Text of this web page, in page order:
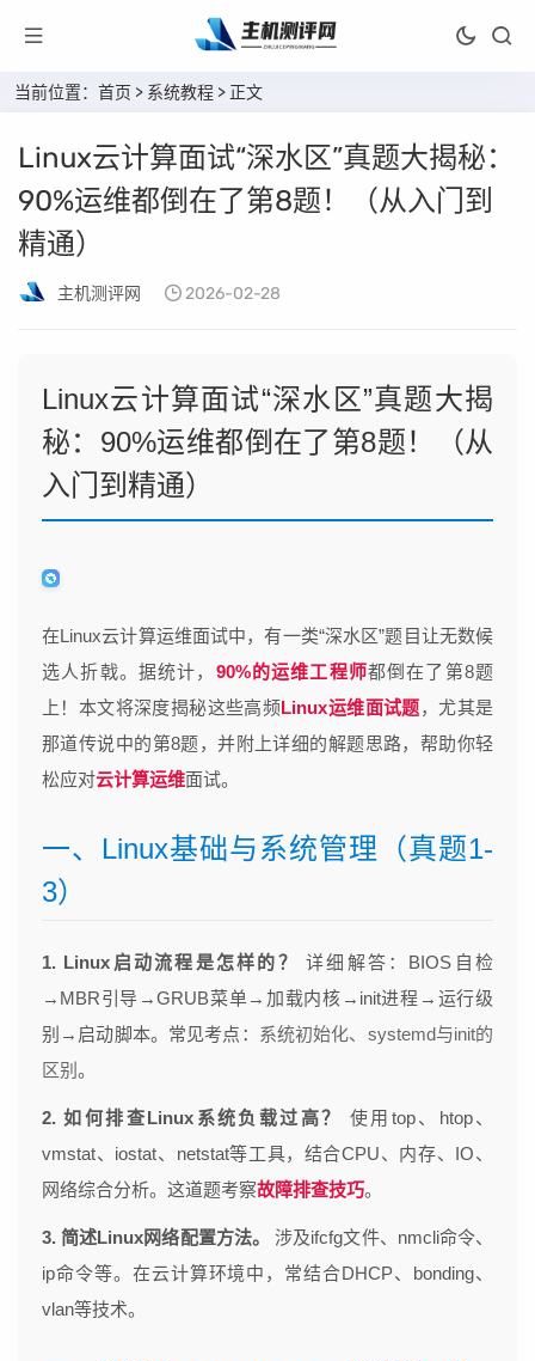
当前位置： 首页 > 系统教程 > 正文
Linux云计算面试“深水区”真题大揭秘：
90%运维都倒在了第8题！（从入门到
精通）
主机测评网 2026-02-28
Linux云计算面试“深水区”真题大揭
秘：90%运维都倒在了第8题！（从
入门到精通）
在Linux云计算运维面试中，有一类“深水区”题目让无数候
选人折戟。据统计， 90%的运维工程师都倒在了第8题
上！本文将深度揭秘这些高频Linux运维面试题，尤其是
那道传说中的第8题，并附上详细的解题思路，帮助你轻
松应对云计算运维面试。
一、Linux基础与系统管理（真题1-
3）
1. Linux启动流程是怎样的？
详细解答：BIOS自检
→MBR引导→GRUB菜单→加载内核→init进程→运行级
别→启动脚本。常见考点： 系统初始化、systemd与init的
区别 。
2. 如何排查Linux系统负载过高？
使用top、htop、
vmstat、iostat、netstat等工具，结合CPU、内存、IO、
网络综合分析。这道题考察故障排查技巧。
3. 简述Linux网络配置方法。
涉及ifcfg文件、nmcli命令、
ip命令等。在云计算环境中，常结合DHCP、bonding、
vlan等技术。